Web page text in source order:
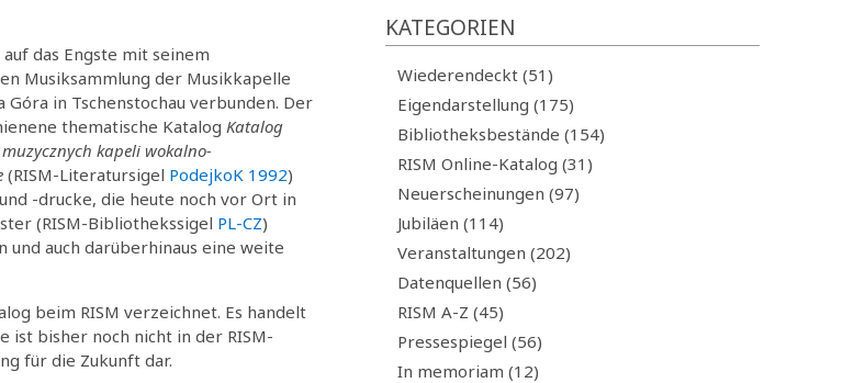
das Engste mit seinem
Musiksammlung der Musikkapelle
Góra in Tschenstochau verbunden. Der
thematische Katalog Katalog
kapeli wokalno-
(RISM-Literatursigel PodejkoK 1992)
-drucke, die heute noch vor Ort in
(RISM-Bibliothekssigel PL-CZ)
auch darüberhinaus eine weite
beim RISM verzeichnet. Es handelt
ist bisher noch nicht in der RISM-
für die Zukunft dar.
KATEGORIEN
Wiederendeckt (51)
Eigendarstellung (175)
Bibliotheksbestände (154)
RISM Online-Katalog (31)
Neuerscheinungen (97)
Jubiläen (114)
Veranstaltungen (202)
Datenquellen (56)
RISM A-Z (45)
Pressespiegel (56)
In memoriam (12)